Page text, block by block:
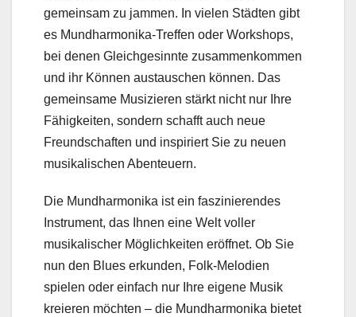
gemeinsam zu jammen. In vielen Städten gibt
es Mundharmonika-Treffen oder Workshops,
bei denen Gleichgesinnte zusammenkommen
und ihr Können austauschen können. Das
gemeinsame Musizieren stärkt nicht nur Ihre
Fähigkeiten, sondern schafft auch neue
Freundschaften und inspiriert Sie zu neuen
musikalischen Abenteuern.
Die Mundharmonika ist ein faszinierendes
Instrument, das Ihnen eine Welt voller
musikalischer Möglichkeiten eröffnet. Ob Sie
nun den Blues erkunden, Folk-Melodien
spielen oder einfach nur Ihre eigene Musik
kreieren möchten – die Mundharmonika bietet